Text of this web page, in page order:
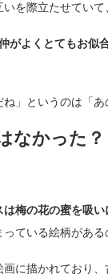
を際立たせていて
仲がよくとてもお似
」というのは「
なかった？
は梅の花の蜜を吸
ている絵柄がある
に描かれており